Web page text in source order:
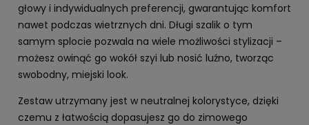
głowy i indywidualnych preferencji, gwarantując komfort
nawet podczas wietrznych dni. Długi szalik o tym
samym splocie pozwala na wiele możliwości stylizacji –
możesz owinąć go wokół szyi lub nosić luźno, tworząc
swobodny, miejski look.
Zestaw utrzymany jest w neutralnej kolorystyce, dzięki
czemu z łatwością dopasujesz go do zimowego